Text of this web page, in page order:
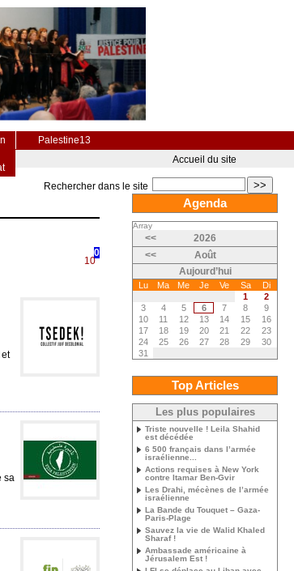
Palestine13
>>
Rechercher dans le site
Accueil du site
0
10
sa
Agenda
Array
<<
2026
<<
Août
Aujourd’hui
Lu Ma Me Je Ve Sa
Di
1
2
3
4 5 6 7 8
9
10
11 12 13 14 15
16
17
18 19 20 21 22
23
24
25 26 27 28 29
30
31
Top Articles
Les plus populaires
Triste nouvelle ! Leila Shahid
est décédée
6 500 français dans l’armée
israélienne...
Actions requises à New York
contre Itamar Ben-Gvir
Les Drahi, mécènes de l’armée
israélienne
La Bande du Touquet – Gaza-
Paris-Plage
Sauvez la vie de Walid Khaled
Sharaf !
Ambassade américaine à
Jérusalem Est !